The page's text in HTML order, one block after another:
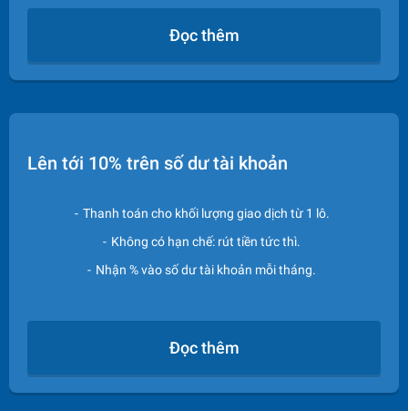
Đọc thêm
Lên tới 10% trên số dư tài khoản
Thanh toán cho khối lượng giao dịch từ 1 lô.
Không có hạn chế: rút tiền tức thì.
Nhận % vào số dư tài khoản mỗi tháng.
Đọc thêm